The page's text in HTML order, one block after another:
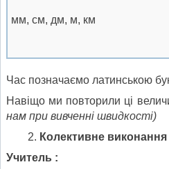
мм, см, дм, м, км
Час позначаємо латинською
Навіщо ми повторили ці
нам при вивченні швидкості)
Колективне
Учитель :